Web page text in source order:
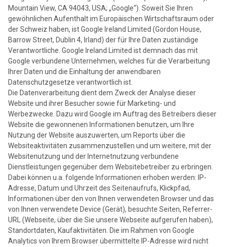
Mountain View, CA 94043, USA; „Google“). Soweit Sie Ihren
gewöhnlichen Aufenthalt im Europäischen Wirtschaftsraum oder
der Schweiz haben, ist Google Ireland Limited (Gordon House,
Barrow Street, Dublin 4, Irland) der für Ihre Daten zuständige
Verantwortliche. Google Ireland Limited ist demnach das mit
Google verbundene Unternehmen, welches für die Verarbeitung
Ihrer Daten und die Einhaltung der anwendbaren
Datenschutzgesetze verantwortlich ist.
Die Datenverarbeitung dient dem Zweck der Analyse dieser
Website und ihrer Besucher sowie für Marketing- und
Werbezwecke. Dazu wird Google im Auftrag des Betreibers dieser
Website die gewonnenen Informationen benutzen, um Ihre
Nutzung der Website auszuwerten, um Reports über die
Websiteaktivitäten zusammenzustellen und um weitere, mit der
Websitenutzung und der Internetnutzung verbundene
Dienstleistungen gegenüber dem Websitebetreiber zu erbringen.
Dabei können u.a. folgende Informationen erhoben werden: IP-
Adresse, Datum und Uhrzeit des Seitenaufrufs, Klickpfad,
Informationen über den von Ihnen verwendeten Browser und das
von Ihnen verwendete Device (Gerät), besuchte Seiten, Referrer-
URL (Webseite, über die Sie unsere Webseite aufgerufen haben),
Standortdaten, Kaufaktivitäten. Die im Rahmen von Google
Analytics von Ihrem Browser übermittelte IP-Adresse wird nicht